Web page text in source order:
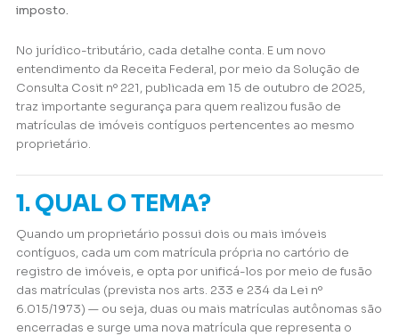
imposto.
No jurídico-tributário, cada detalhe conta. E um novo
entendimento da Receita Federal, por meio da Solução de
Consulta Cosit nº 221, publicada em 15 de outubro de 2025,
traz importante segurança para quem realizou fusão de
matrículas de imóveis contíguos pertencentes ao mesmo
proprietário.
1. QUAL O TEMA?
Quando um proprietário possui dois ou mais imóveis
contíguos, cada um com matrícula própria no cartório de
registro de imóveis, e opta por unificá-los por meio de fusão
das matrículas (prevista nos arts. 233 e 234 da Lei nº
6.015/1973) — ou seja, duas ou mais matrículas autônomas são
encerradas e surge uma nova matrícula que representa o